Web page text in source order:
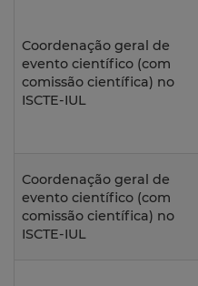
Coordenação geral de
evento científico (com
comissão científica) no
ISCTE-IUL
Coordenação geral de
evento científico (com
comissão científica) no
ISCTE-IUL